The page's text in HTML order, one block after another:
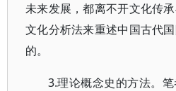
未来发展，都离不开文化传
文化分析法来重述中国古代
的。
3.理论概念史的方法。